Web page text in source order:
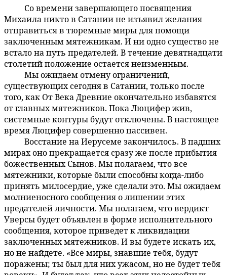
Со времени завершающего посвящения
Михаила никто в Сатании не изъявил желания
отправиться в тюремные миры для помощи
заключенным мятежникам. И ни одно существо не
встало на путь предателей. В течение девятнадцати
столетий положение остается неизменным.
Мы ожидаем отмену ограничений,
существующих сегодня в Сатании, только после
того, как От Века Древние окончательно избавятся
от главных мятежников. Пока Люцифер жив,
системные контуры будут отключены. В настоящее
время Люцифер совершенно пассивен.
Восстание на Иерусеме закончилось. В падших
мирах оно прекращается сразу же после прибытия
божественных Сынов. Мы полагаем, что все
мятежники, которые были способны когда-либо
принять милосердие, уже сделали это. Мы ожидаем
молниеносного сообщения о лишении этих
предателей личности. Мы полагаем, что вердикт
Уверсы будет объявлен в форме исполнительного
сообщения, которое приведет к ликвидации
заключенных мятежников. И вы будете искать их,
но не найдете. «Все миры, знавшие тебя, будут
поражены; ты был для них ужасом, но не будет тебя